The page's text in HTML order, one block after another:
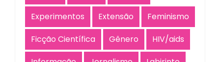
Experimentos
Extensão
Feminismo
Ficção Científica
Gênero
HIV/aids